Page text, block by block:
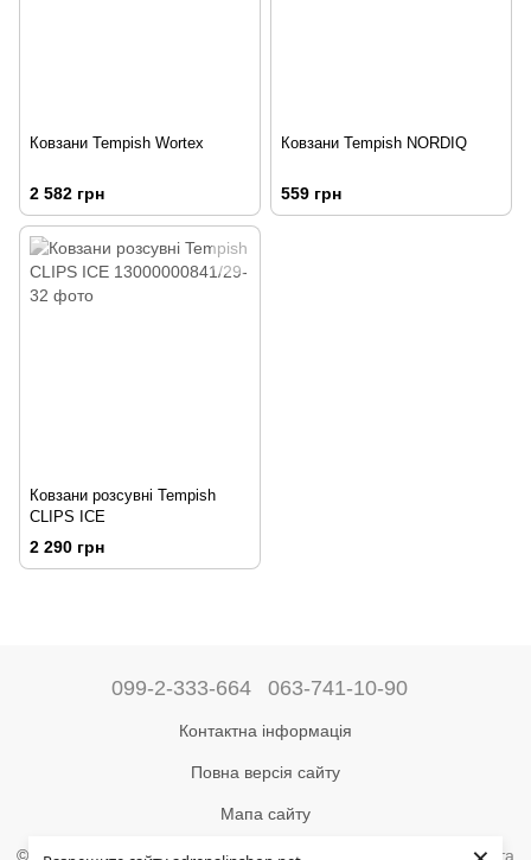
Ковзани Tempish Wortex
2 582 грн
Ковзани Tempish NORDIQ
559 грн
Ковзани розсувні Tempish
CLIPS ICE
2 290 грн
099-2-333-664 063-741-10-90
Контактна інформація
Повна версія сайту
Мапа сайту
©2004-2024 Адреналін –магазин туристичного спорядження та